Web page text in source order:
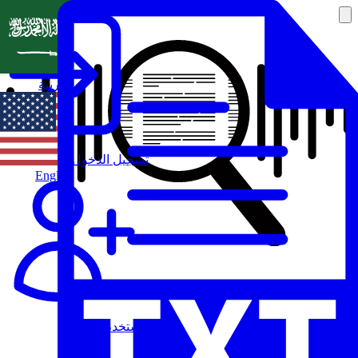
تسجيل الدخول
مستخدم جديد
العربية
English